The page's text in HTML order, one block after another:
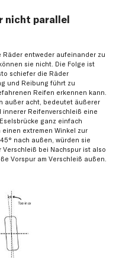
nicht parallel
entweder aufeinander zu
sie nicht. Die Folge ist
schiefer die Räder
und Reibung führt zu
Reifen erkennen kann.
außer acht, bedeutet äußerer
innerer Reifenverschleiß eine
ganz einfach
extremen Winkel zur
nach außen, würden sie
bei Nachspur ist also
Vorspur am Verschleiß außen.